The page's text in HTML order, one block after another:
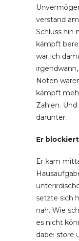
verstand
Schluss hin
kämpft
war ich
irgendwann,
Noten
kämpft
Zahlen.
darunter.
Er
Er kam
setzte sich
nah. Wie
es nicht
dabei störe